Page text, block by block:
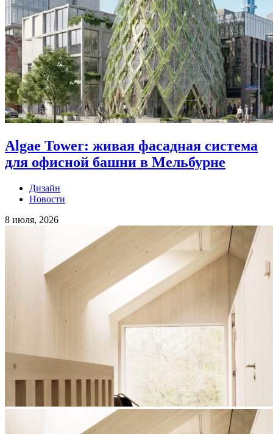
Algae Tower: живая фасадная система
для офисной башни в Мельбурне
Дизайн
Новости
8 июля, 2026